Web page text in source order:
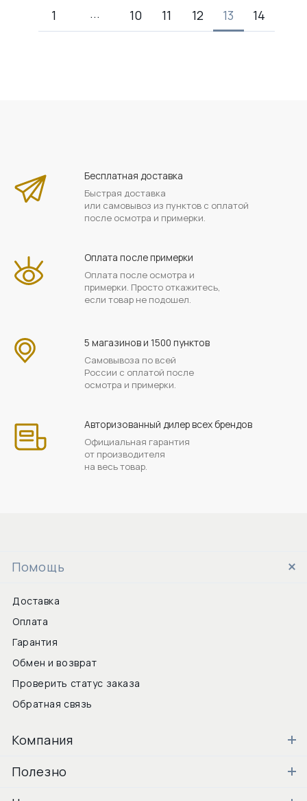
1 10 11 12 13 14
Бесплатная доставка
Быстрая доставка
или самовывоз из пунктов с оплатой
после осмотра и примерки.
Оплата после примерки
Оплата после осмотра и
примерки. Просто откажитесь,
если товар не подошел.
5 магазинов и 1500 пунктов
Самовывоза по всей
России с оплатой после
осмотра и примерки.
Авторизованный дилер всех брендов
Официальная гарантия
от производителя
на весь товар.
Помощь
Доставка
Оплата
Гарантия
Обмен и возврат
Проверить статус заказа
Обратная связь
Компания
Полезно